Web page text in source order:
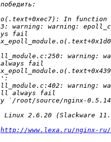
http://www.lexa.ru/nginx-ru/